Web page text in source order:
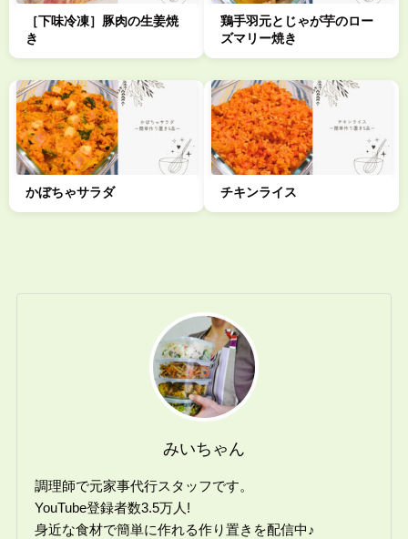
［下味冷凍］豚肉の生姜焼
き
鶏手羽元とじゃが芋のロー
ズマリー焼き
かぼちゃサラダ チキンライス
みいちゃん
調理師で元家事代行スタッフです。
YouTube登録者数3.5万人!
身近な食材で簡単に作れる作り置きを配信中♪